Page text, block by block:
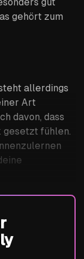
gehört zum
allerdings
Art
davon, dass
gesetzt fühlen.